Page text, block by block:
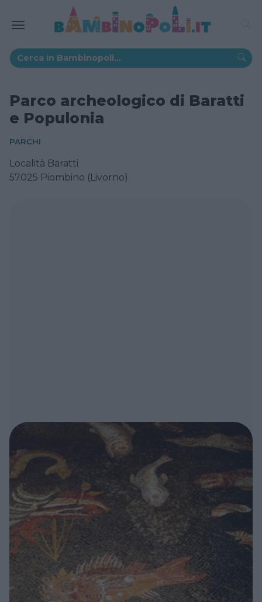
Parco archeologico di Baratti
e Populonia
PARCHI
Località Baratti
57025 Piombino (Livorno)